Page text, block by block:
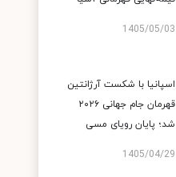
1405/05/03
اسپانیا با شکست آرژانتین
قهرمان جام جهانی ۲۰۲۶
شد؛ پایان رویای مسی
1405/04/29